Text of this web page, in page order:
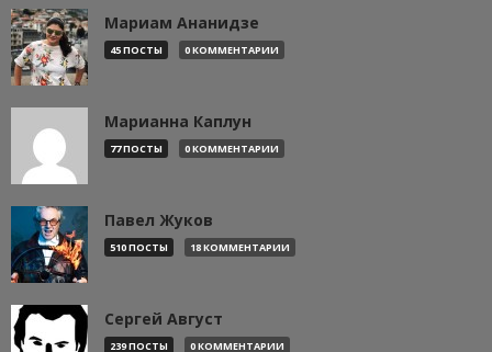
Мариам Ананидзе
45 ПОСТЫ 0 КОММЕНТАРИИ
Марианна Каплун
77 ПОСТЫ 0 КОММЕНТАРИИ
Павел Жуков
510 ПОСТЫ 18 КОММЕНТАРИИ
Сергей Август
239 ПОСТЫ 0 КОММЕНТАРИИ